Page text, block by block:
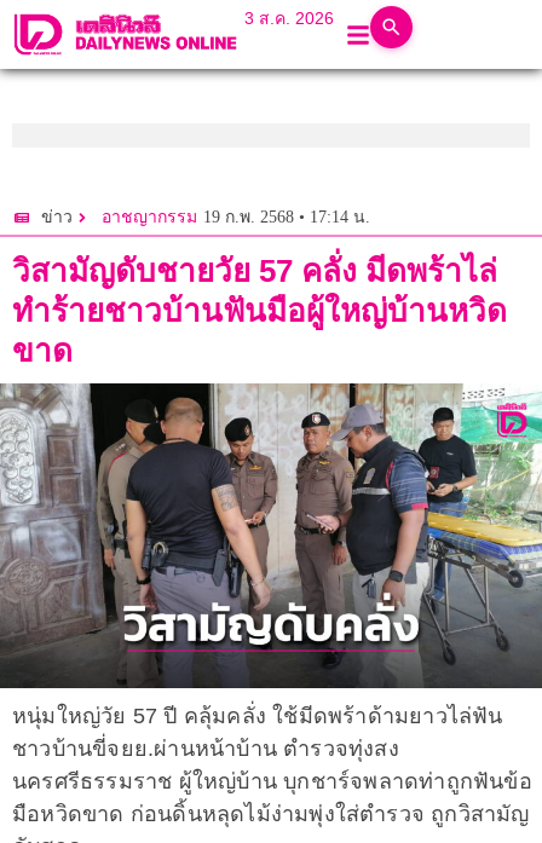
3 ส.ค. 2026
ข่าว อาชญากรรม 19 ก.พ. 2568 • 17:14 น.
วิสามัญดับชายวัย 57 คลั่ง มีดพร้าไล่
ทำร้ายชาวบ้านฟันมือผู้ใหญ่บ้านหวิด
ขาด
หนุ่มใหญ่วัย 57 ปี คลุ้มคลั่ง ใช้มีดพร้าด้ามยาวไล่ฟัน
ชาวบ้านขี่จยย.ผ่านหน้าบ้าน ตำรวจทุ่งสง
นครศรีธรรมราช ผู้ใหญ่บ้าน บุกชาร์จพลาดท่าถูกฟันข้อ
มือหวิดขาด ก่อนดิ้นหลุดไม้ง่ามพุ่งใส่ตำรวจ ถูกวิสามัญ